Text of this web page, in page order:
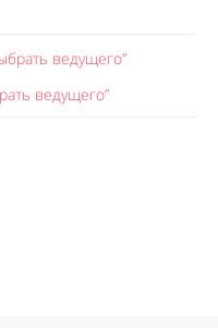
ведущего”